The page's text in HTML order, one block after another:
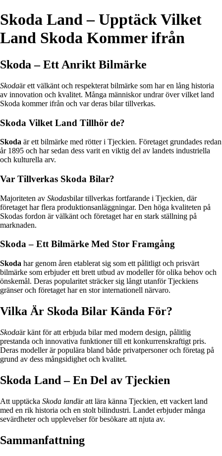
Skoda Land – Upptäck Vilket
Land Skoda Kommer ifrån
Skoda – Ett Anrikt Bilmärke
Skodaär ett välkänt och respekterat bilmärke som har en lång historia
av innovation och kvalitet. Många människor undrar över vilket land
Skoda kommer ifrån och var deras bilar tillverkas.
Skoda Vilket Land Tillhör de?
Skoda är ett bilmärke med rötter i Tjeckien. Företaget grundades redan
år 1895 och har sedan dess varit en viktig del av landets industriella
och kulturella arv.
Var Tillverkas Skoda Bilar?
Majoriteten av Skodasbilar tillverkas fortfarande i Tjeckien, där
företaget har flera produktionsanläggningar. Den höga kvaliteten på
Skodas fordon är välkänt och företaget har en stark ställning på
marknaden.
Skoda – Ett Bilmärke Med Stor Framgång
Skoda har genom åren etablerat sig som ett pålitligt och prisvärt
bilmärke som erbjuder ett brett utbud av modeller för olika behov och
önskemål. Deras popularitet sträcker sig långt utanför Tjeckiens
gränser och företaget har en stor internationell närvaro.
Vilka Är Skoda Bilar Kända För?
Skodaär känt för att erbjuda bilar med modern design, pålitlig
prestanda och innovativa funktioner till ett konkurrenskraftigt pris.
Deras modeller är populära bland både privatpersoner och företag på
grund av dess mångsidighet och kvalitet.
Skoda Land – En Del av Tjeckien
Att upptäcka Skoda landär att lära känna Tjeckien, ett vackert land
med en rik historia och en stolt bilindustri. Landet erbjuder många
sevärdheter och upplevelser för besökare att njuta av.
Sammanfattning